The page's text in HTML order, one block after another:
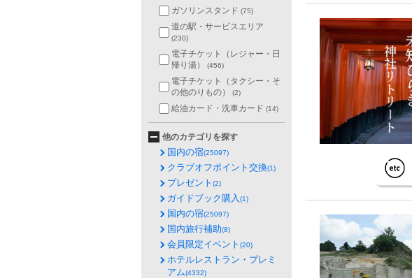
ガソリンスタンド (75)
道の駅・サービスエリア
(230)
電子チケット（レジャー・日
帰り湯）
(456)
電子チケット（タクシー・そ
の他のりもの）
(2)
給油カード・洗車カード (14)
他のカテゴリを探す
国内の宿(25097)
クラブオフポイント交換(1)
プレゼント (2)
ガイドブック購入(1)
国内の宿(25097)
国内旅行補助(8)
会員限定イベント (20)
ホテルレストラン・プレミ
アム(4332)